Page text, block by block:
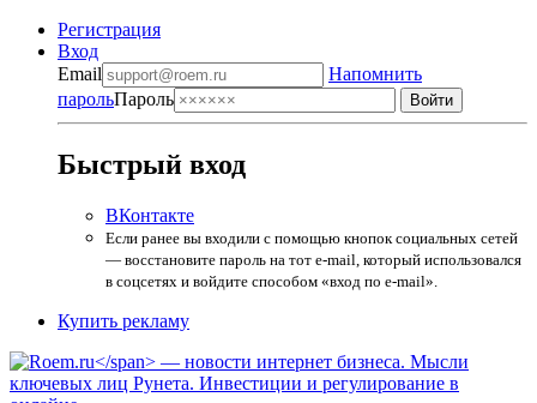
Регистрация
Вход
Email
Напомнить
парольПароль
Быстрый вход
ВКонтакте
Если ранее вы входили с помощью кнопок социальных сетей
— восстановите пароль на тот e-mail, который использовался
в соцсетях и войдите способом «вход по e-mail».
Купить рекламу